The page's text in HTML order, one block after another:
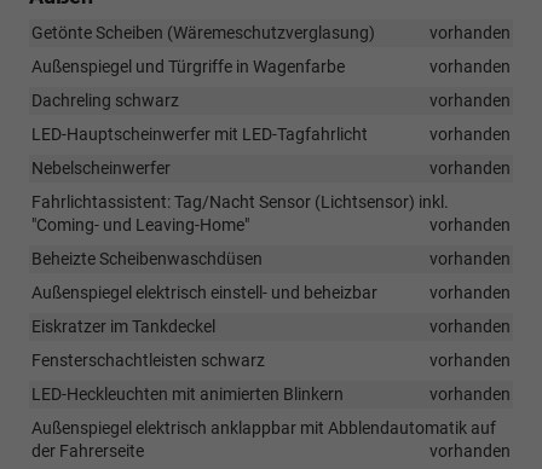
Getönte Scheiben (Wäremeschutzverglasung)
vorhanden
Außenspiegel und Türgriffe in Wagenfarbe
vorhanden
Dachreling schwarz
vorhanden
LED-Hauptscheinwerfer mit LED-Tagfahrlicht
vorhanden
Nebelscheinwerfer
vorhanden
Fahrlichtassistent: Tag/Nacht Sensor (Lichtsensor) inkl.
"Coming- und Leaving-Home"
vorhanden
Beheizte Scheibenwaschdüsen
vorhanden
Außenspiegel elektrisch einstell- und beheizbar
vorhanden
Eiskratzer im Tankdeckel
vorhanden
Fensterschachtleisten schwarz
vorhanden
LED-Heckleuchten mit animierten Blinkern
vorhanden
Außenspiegel elektrisch anklappbar mit Abblendautomatik auf
der Fahrerseite
vorhanden